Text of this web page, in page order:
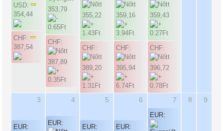
USD:
354,44
CHF:
387,54
353,79
CHF:
387,89
355,22
CHF:
389,20
359,16
CHF:
395,94
359,43
CHF:
396,72
3
EUR:
4
EUR:
5
EUR:
6
EUR:
7
EUR:
8 9